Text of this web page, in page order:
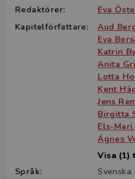
Redaktörer:
Eva
Kapitelförfattare:
Aud
Eva
Katrin
Anita
Lotta
Kent
Jens
Birgitta
Els-
Ágnes
Visa (1)
Språk:
Svenska